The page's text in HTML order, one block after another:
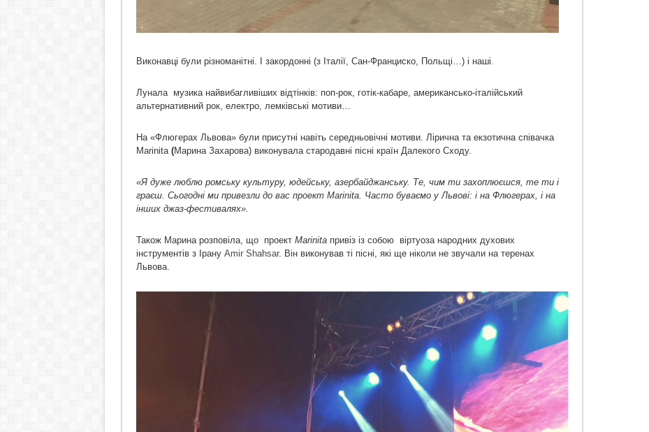
Виконавці були різноманітні. І закордонні (з Італії, Сан-Франциско, Польщі…) і наші.
Лунала музика найвибагливіших відтінків: поп-рок, готік-кабаре, американсько-італійський
альтернативний рок, електро, лемківські мотиви…
На «Флюгерах Львова» були присутні навіть середньовічні мотиви. Лірична та екзотична співачка
Marinita(Марина Захарова) виконувала стародавні пісні країн Далекого Сходу.
«Я дуже люблю ромську культуру, юдейську, азербайджанську. Те, чим ти захоплюєшся, те ти і
граєш. Сьогодні ми привезли до вас проект Marinita. Часто буваємо у Львові: і на Флюгерах, і на
інших джаз-фестивалях».
Також Марина розповіла, що проект Marinita привіз із собою віртуоза народних духових
інструментів з Ірану Amir Shahsar. Він виконував ті пісні, які ще ніколи не звучали на теренах
Львова.